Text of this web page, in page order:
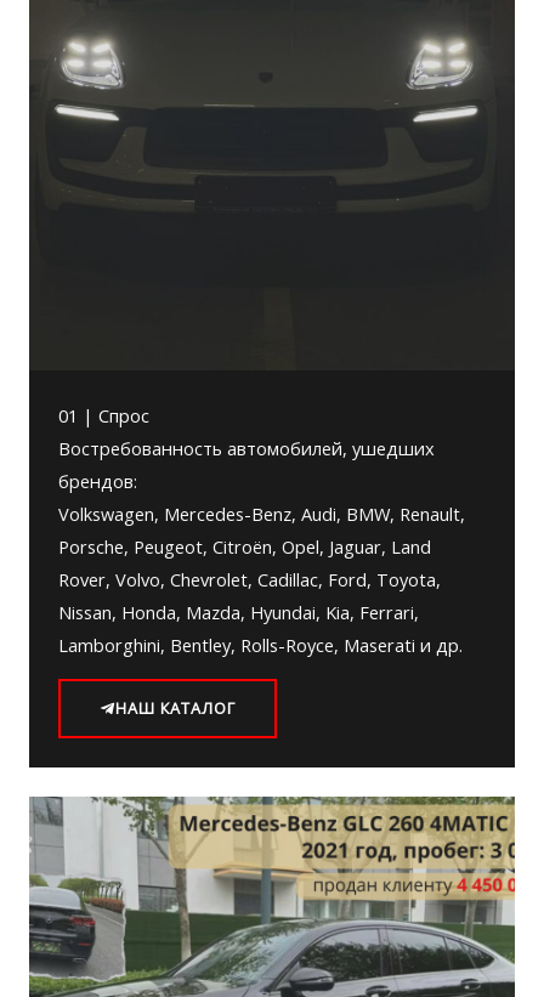
01 | Спрос
Востребованность автомобилей, ушедших
брендов:
Volkswagen, Mercedes-Benz, Audi, BMW, Renault,
Porsche, Peugeot, Citroën, Opel, Jaguar, Land
Rover, Volvo, Chevrolet, Cadillac, Ford, Toyota,
Nissan, Honda, Mazda, Hyundai, Kia, Ferrari,
Lamborghini, Bentley, Rolls-Royce, Maserati и др.
НАШ КАТАЛОГ